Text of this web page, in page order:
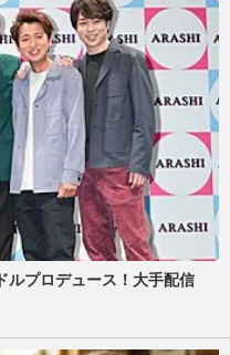
ルプロデュース！大手配信